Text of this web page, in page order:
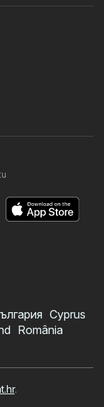
Cyprus
România
.